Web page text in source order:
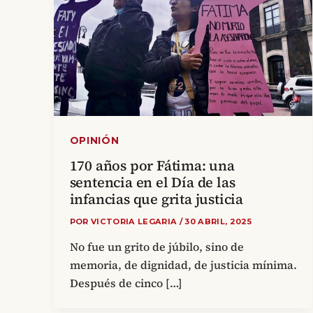
OPINIÓN
170 años por Fátima: una
sentencia en el Día de las
infancias que grita justicia
POR VICTORIA LEGARIA / 30 ABRIL, 2025
No fue un grito de júbilo, sino de
memoria, de dignidad, de justicia mínima.
Después de cinco […]